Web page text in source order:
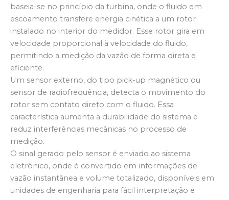
baseia-se no princípio da turbina, onde o fluido em
escoamento transfere energia cinética a um rotor
instalado no interior do medidor. Esse rotor gira em
velocidade proporcional à velocidade do fluido,
permitindo a medição da vazão de forma direta e
eficiente.
Um sensor externo, do tipo pick-up magnético ou
sensor de radiofrequência, detecta o movimento do
rotor sem contato direto com o fluido. Essa
característica aumenta a durabilidade do sistema e
reduz interferências mecânicas no processo de
medição.
O sinal gerado pelo sensor é enviado ao sistema
eletrônico, onde é convertido em informações de
vazão instantânea e volume totalizado, disponíveis em
unidades de engenharia para fácil interpretação e